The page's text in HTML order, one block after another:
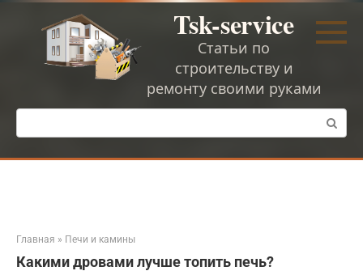
Перейти
Tsk-service
Статьи по
строительству и
ремонту своими руками
Поиск:
Главная » Печи и камины
Какими дровами лучше топить печь?